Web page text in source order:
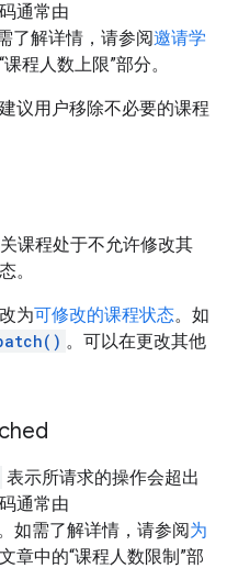
通常由
了解详情，请参阅邀请学
程人数上限”部分。
议用户移除不必要的课程
课程处于不允许修改其
。
为可修改的课程状态。如
。可以在更改其他
表示所请求的操作会超出
通常由
如需了解详情，请参阅为
章中的“课程人数限制”部